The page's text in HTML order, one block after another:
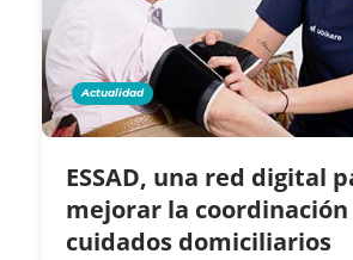
Actualidad
ESSAD, una red digital
mejorar la coordinación
cuidados domiciliarios